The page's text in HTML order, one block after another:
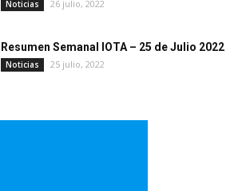
Noticias 26 julio, 2022
Resumen Semanal IOTA – 25 de Julio 2022
Noticias 25 julio, 2022